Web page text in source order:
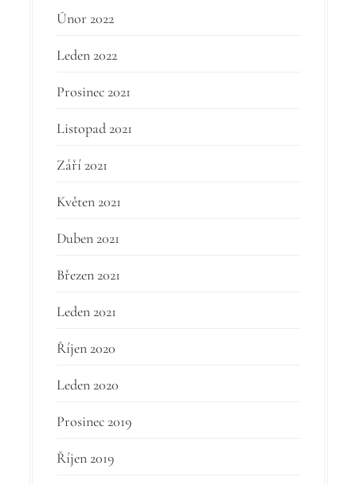
Únor 2022
Leden 2022
Prosinec 2021
Listopad 2021
Září 2021
Květen 2021
Duben 2021
Březen 2021
Leden 2021
Říjen 2020
Leden 2020
Prosinec 2019
Říjen 2019